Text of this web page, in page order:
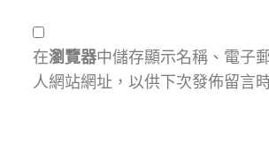
在瀏覽器中儲存顯示名稱、電子
人網站網址，以供下次發佈留言